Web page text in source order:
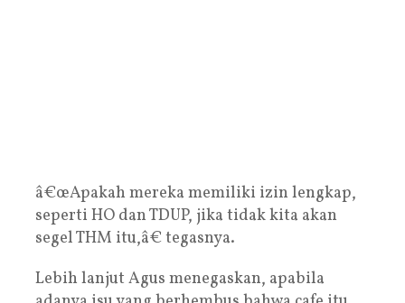
â€œApakah mereka memiliki izin lengkap,
seperti HO dan TDUP, jika tidak kita akan
segel THM itu,â€ tegasnya.
Lebih lanjut Agus menegaskan, apabila